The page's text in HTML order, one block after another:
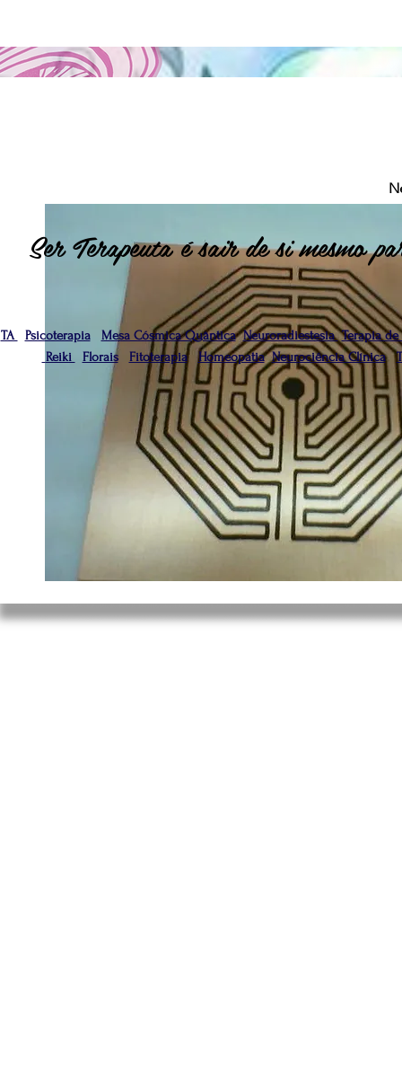
TA Psicoterapia Mesa Cósmica Quântica Neuroradiestesia Terapia de
Reiki
Florais Fitoterapia Homeopatia Neurociência Clínica
Ser Terapeuta é sair de si mesmo